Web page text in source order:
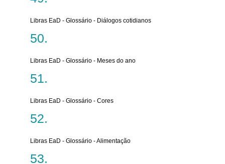
Libras EaD - Glossário - Diálogos cotidianos
Libras EaD - Glossário - Meses do ano
Libras EaD - Glossário - Cores
Libras EaD - Glossário - Alimentação